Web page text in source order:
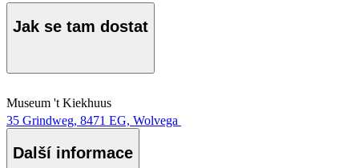
Jak se tam dostat
Museum 't Kiekhuus
35 Grindweg, 8471 EG, Wolvega
Další informace